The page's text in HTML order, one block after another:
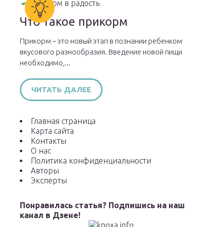
Что такое прикорм
Прикорм – это новый этап в познании ребенком
вкусового разнообразия. Введение новой пищи
необходимо,...
ЧИТАТЬ ДАЛЕЕ
Главная страница
Карта сайта
Контакты
О нас
Политика конфиденциальности
Авторы
Эксперты
Понравилась статья? Подпишись на наш
канал в Дзене!